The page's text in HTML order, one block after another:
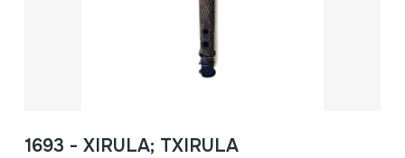
1693 - XIRULA; TXIRULA